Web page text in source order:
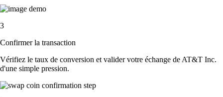
3
Confirmer la transaction
Vérifiez le taux de conversion et valider votre échange de AT&T Inc.
d'une simple pression.